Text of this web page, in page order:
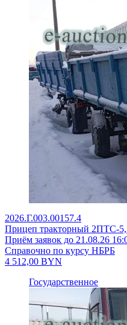
2026.Г.003.00157.4
Прицеп тракторный 2ПТС-5,
Приём заявок до 21.08.26
Справочно по курсу НБРБ
4 512,00 BYN
Государственное